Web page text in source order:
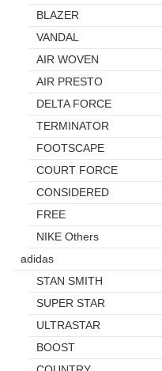
BLAZER
VANDAL
AIR WOVEN
AIR PRESTO
DELTA FORCE
TERMINATOR
FOOTSCAPE
COURT FORCE
CONSIDERED
FREE
NIKE Others
adidas
STAN SMITH
SUPER STAR
ULTRASTAR
BOOST